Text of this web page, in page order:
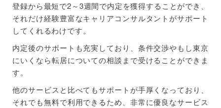
登録から最短で2～3週間で内定を獲得することができ、
それだけ経験豊富なキャリアコンサルタントがサポート
してくれるわけです。
内定後のサポートも充実しており、条件交渉やもし東京
にいくなら転居についての相談まで受けることができま
す。
他のサービスと比べてもサポートが手厚くなっており、
それでも無料で利用できるため、非常に優良なサービス